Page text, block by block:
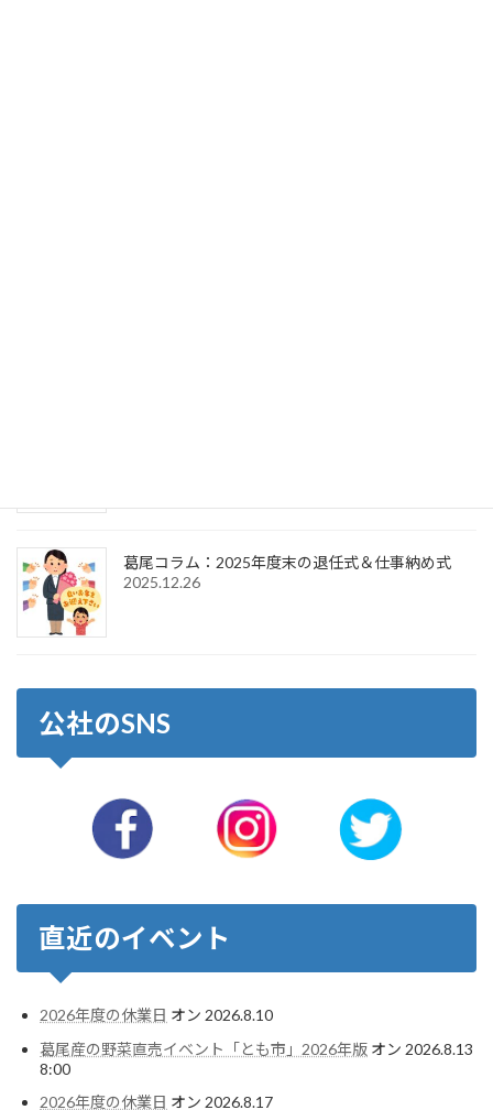
葛尾コラム：2025年度末の退任式＆仕事納め式
2025.12.26
公社のSNS
直近のイベント
2026年度の休業日 オン 2026.8.10
葛尾産の野菜直売イベント「とも市」2026年版 オン 2026.8.13
8:00
2026年度の休業日 オン 2026.8.17